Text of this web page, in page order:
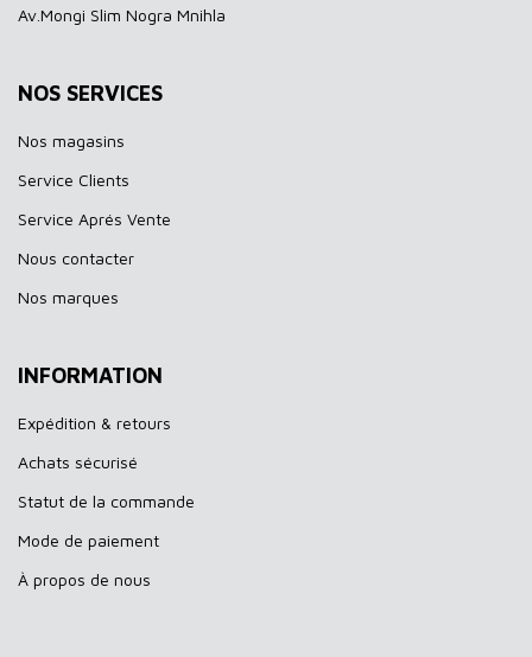
Av.Mongi Slim Nogra Mnihla
NOS SERVICES
Nos magasins
Service Clients
Service Aprés Vente
Nous contacter
Nos marques
INFORMATION
Expédition & retours
Achats sécurisé
Statut de la commande
Mode de paiement
À propos de nous